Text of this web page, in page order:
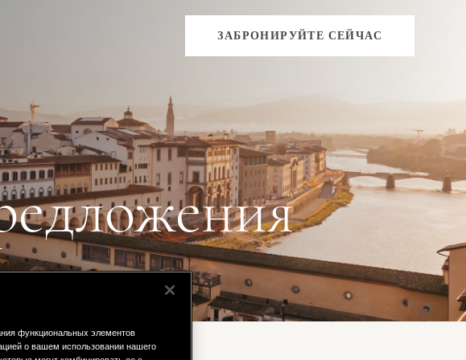
ЗАБРОНИРУЙТЕ СЕЙЧАС
функциональных элементов
о вашем использовании нашего